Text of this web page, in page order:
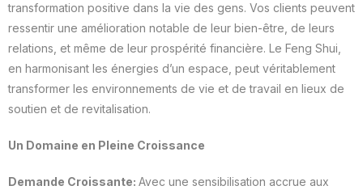
transformation positive dans la vie des gens. Vos clients peuvent
ressentir une amélioration notable de leur bien-être, de leurs
relations, et même de leur prospérité financière. Le Feng Shui,
en harmonisant les énergies d’un espace, peut véritablement
transformer les environnements de vie et de travail en lieux de
soutien et de revitalisation.
Un Domaine en Pleine Croissance
Demande Croissante: Avec une sensibilisation accrue aux